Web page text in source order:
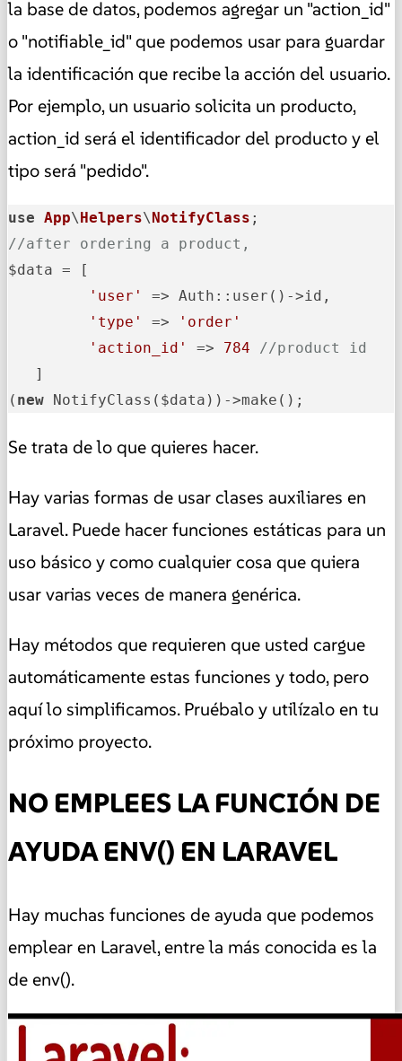
la base de datos, podemos agregar un "action_id"
o "notifiable_id" que podemos usar para guardar
la identificación que recibe la acción del usuario.
Por ejemplo, un usuario solicita un producto,
action_id será el identificador del producto y el
tipo será "pedido".
use App\Helpers\NotifyClass
//after ordering a product,
$data = [
'user'
=> Auth::user()->id,
'type'
=>
'order'
'action_id'
=> 784
//product id
]
( new NotifyClass($data))->make();
Se trata de lo que quieres hacer.
Hay varias formas de usar clases auxiliares en
Laravel. Puede hacer funciones estáticas para un
uso básico y como cualquier cosa que quiera
usar varias veces de manera genérica.
Hay métodos que requieren que usted cargue
automáticamente estas funciones y todo, pero
aquí lo simplificamos. Pruébalo y utilízalo en tu
próximo proyecto.
NO EMPLEES LA FUNCIÓN DE
AYUDA ENV() EN LARAVEL
Hay muchas funciones de ayuda que podemos
emplear en Laravel, entre la más conocida es la
de env().